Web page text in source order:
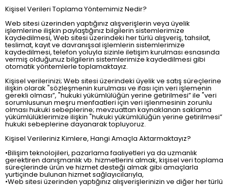
Kişisel Verileri Toplama Yöntemimiz Nedir?
Web sitesi üzerinden yaptığınız alışverişlerin veya üyelik
işlemlerine ilişkin paylaştığınız bilgilerin sistemlerimize
kaydedilmesi, Web sitesi üzerindeki her türlü alışveriş, tahsilat,
teslimat, kayıt ve davranışsal işlemlerin sistemlerimize
kaydedilmesi, telefon yoluyla sizinle iletişim kurulması esnasında
vermiş olduğunuz bilgilerin sistemlerimize kaydedilmesi gibi
otomatik yöntemlerle toplamaktayız.
Kişisel verilerinizi; Web sitesi üzerindeki üyelik ve satış süreçlerine
ilişkin olarak "sözleşmenin kurulması ve ifası için veri işlemenin
gerekli olması”, "hukuki yükümlülüğün yerine getirilmesi” ile "veri
sorumlusunun meşru menfaatleri için veri işlenmesinin zorunlu
olması hukuki sebeplerine; mevzuattan kaynaklanan saklama
yükümlülüklerimize ilişkin "hukuki yükümlülüğün yerine getirilmesi”
hukuki sebeplerine dayanarak topluyoruz.
Kişisel Verileriniz Kimlere, Hangi Amaçla Aktarmaktayız?
•Bilişim teknolojileri, pazarlama faaliyetleri ya da uzmanlık
gerektiren danışmanlık vb. hizmetlerini almak, kişisel veri toplama
süreçlerinde ürün ve hizmet desteği almak gibi amaçlarla
yurtiçinde bulunan hizmet sağlayıcılarıyla,
•Web sitesi üzerinden yaptığınız alışverişlerinizin ve diğer her türlü